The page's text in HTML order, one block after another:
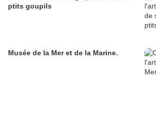
ptits goupils
Musée de la Mer et de la Marine.